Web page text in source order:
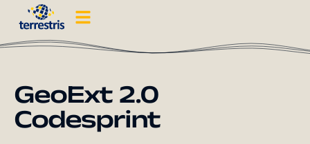
GeoExt 2.0
Codesprint